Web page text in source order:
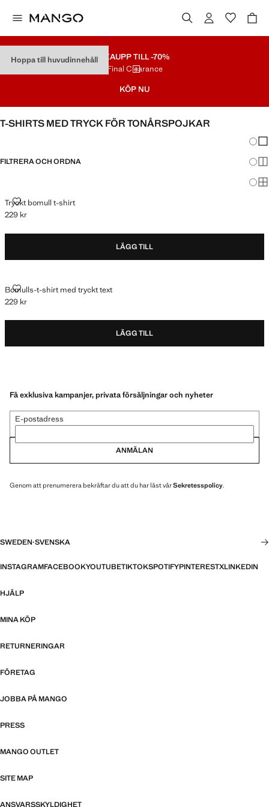
Hoppa till huvudinnehåll REAUPP TILL -70%
Final Clearance
KÖP NU
T-SHIRTS MED TRYCK FÖR TONÅRSPOJKAR
FILTRERA OCH ORDNA
Tryckt bomull t-shirt
TRYCKT BOMULL T-SHIRT
Gällande pris [229 kr ]
229 kr
LÄGG TILL
Bomulls-t-shirt med tryckt text
BOMULLS-T-SHIRT MED TRYCKT TEXT
Gällande pris [229 kr ]
229 kr
LÄGG TILL
Få exklusiva kampanjer, privata försäljningar och nyheter
E-postadress
ANMÄLAN
Genom att prenumerera bekräftar du att du har läst vårSekretesspolicy.
SWEDEN·SVENSKA
INSTAGRAMFACEBOOKYOUTUBETIKTOKSPOTIFYPINTERESTXLINKEDIN
HJÄLP
MINA KÖP
RETURNERINGAR
FÖRETAG
JOBBA PÅ MANGO
PRESS
MANGO OUTLET
SITE MAP
ANSVARSSKYLDIGHET